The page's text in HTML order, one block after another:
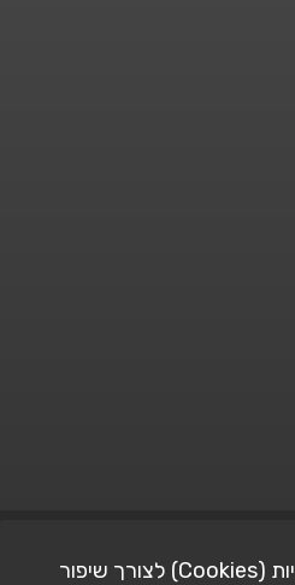
אתר זה משתמש בעוגיות (Cookies) לצורך שיפור